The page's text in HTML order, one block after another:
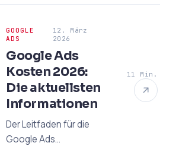
erforderliche Dokumente und
professionelle Tipps zur
Beschleunigung Ihrer Anzeigen
genehmigung.
GOOGLE
ADS
12. März
2026
Google Ads
Kosten 2026:
Die aktuellsten
Informationen
Der Leitfaden für die
Google Ads
11 Min.